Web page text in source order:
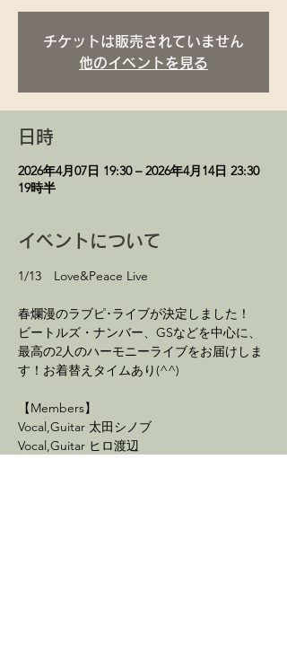
チケットは販売されていません
他のイベントを見る
日時
2026年4月07日 19:30 – 2026年4月14日 23:30
19時半
イベントについて
1/13　Love&Peace Live
春爛漫のラブピ･ライブが決定しました！
ビートルズ・ナンバー、GSなどを中心に、
最高の2人のハーモニーライブをお届けしま
す！お着替えタイムあり(^^)
【Members】
Vocal,Guitar 太田シノブ
Vocal,Guitar ヒロ渡辺